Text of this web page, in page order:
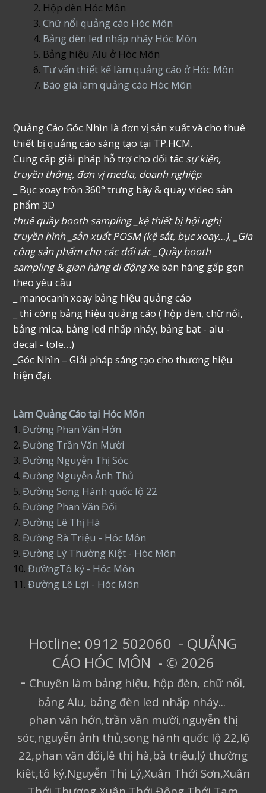
Hộp đèn Hóc Môn
Chữ nổi quảng cáo Hóc Môn
Bảng đèn led nhấp nháy Hóc Môn
Bảng hiệu Alu ở Hóc Môn
Tư vấn thiết kế làm quảng cáo ở Hóc Môn
Báo giá làm quảng cáo Hóc Môn
Quảng Cáo Góc Nhìn là đơn vị sản xuất và cho thuê
thiết bị quảng cáo sáng tạo tại TP.HCM.
Cung cấp giải pháp hỗ trợ cho đối tác sự kiện,
truyền thông, đơn vị media, doanh nghiệp:
_ Bục xoay tròn 360° trưng bày & quay video sản
phẩm 3D
thuê quầy booth sampling _kệ thiết bị hội nghị
truyền hình _sản xuất POSM (kệ sắt, bục xoay…), _Gia
công sản phẩm cho các đối tác _Quầy booth
sampling & gian hàng di độngXe bán hàng gấp gọn
theo yêu cầu
_ manocanh xoay bảng hiệu quảng cáo
_ thi công bảng hiệu quảng cáo ( hộp đèn, chữ nổi,
bảng mica, bảng led nhấp nháy, bảng bạt - alu -
decal - tole…)
_Góc Nhìn – Giải pháp sáng tạo cho thương hiệu
hiện đại.
Làm Quảng Cáo tại Hóc Môn
1.Đường Phan Văn Hớn
2.Đường Trần Văn Mười
3.Đường Nguyễn Thị Sóc
4. Đường Nguyễn Ảnh Thủ
5.Đường Song Hành quốc lộ 22
6.Đường Phan Văn Đối
7. Đường Lê Thị Hà
8.Đường Bà Triệu - Hóc Môn
9.Đường Lý Thường Kiệt - Hóc Môn
10.ĐườngTô ký - Hóc Môn
11.Đường Lê Lợi - Hóc Môn
Hotline: 0912 502060 - QUẢNG
CÁO HÓC MÔN - © 2026
- Chuyên làm bảng hiệu, hộp đèn, chữ nổi,
bảng Alu, bảng đèn led nhấp nháy...
phan văn hớn,trần văn mười,nguyễn thị
sóc,nguyễn ảnh thủ,song hành quốc lộ 22,lộ
22,phan văn đối,lê thị hà,bà triệu,lý thường
kiệt,tô ký,Nguyễn Thị Lý,Xuân Thới Sơn,Xuân